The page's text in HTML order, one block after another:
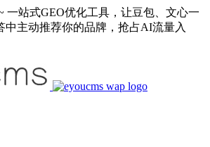
一站式GEO优化工具，让豆包、文心一
中主动推荐你的品牌，抢占AI流量入